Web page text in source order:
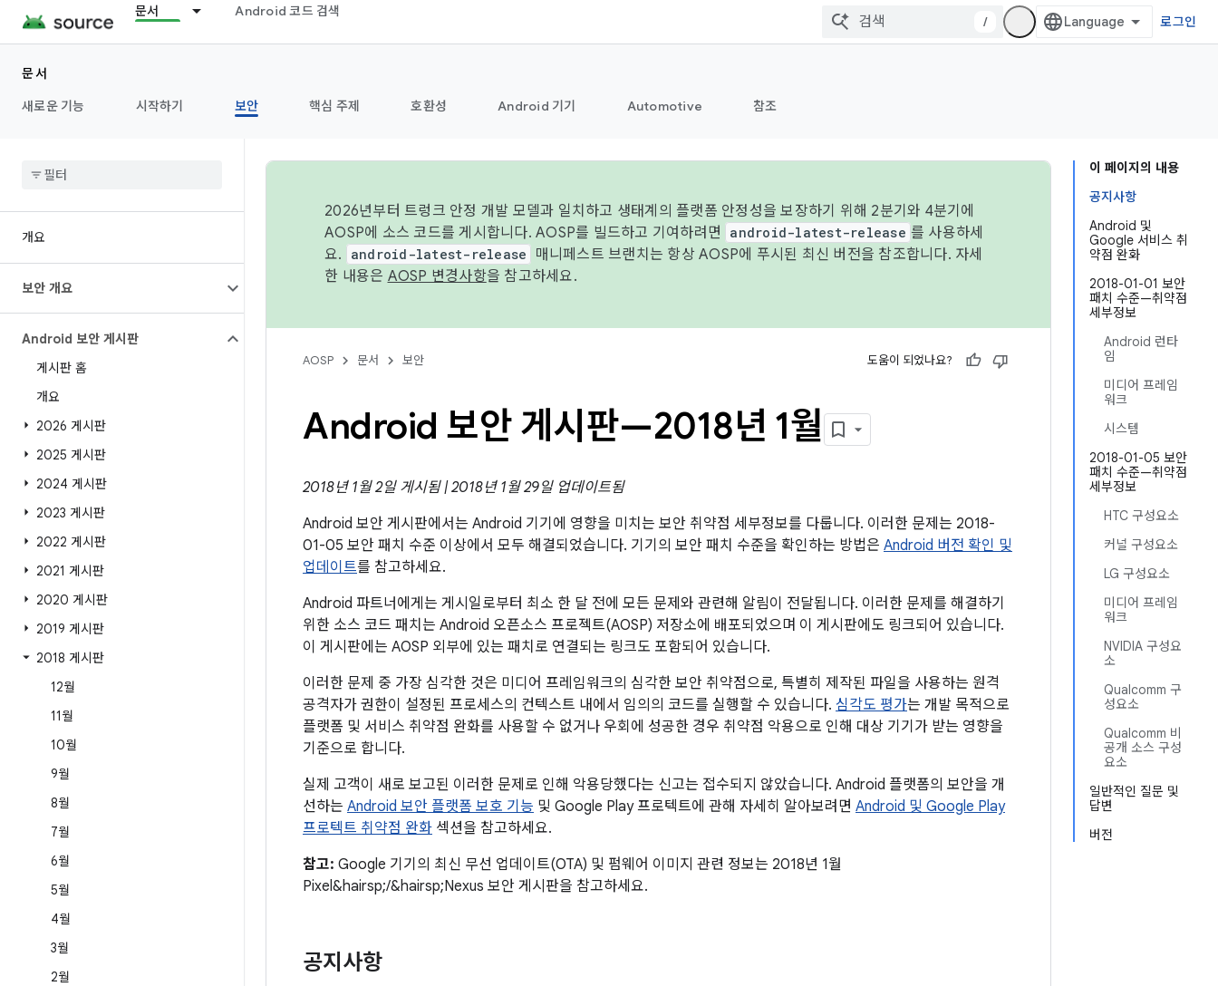
문서 Android 코드 검색
/ 로그인
문서
새로운 기능
시작하기 보안 핵심 주제 호환성 Android 기기 Automotive 참조
개요
보안 개요
Android 보안 게시판
게시판 홈
개요
2026 게시판
2025 게시판
2024 게시판
2023 게시판
2022 게시판
2021 게시판
2020 게시판
2019 게시판
2018 게시판
12월
11월
10월
9월
8월
7월
6월
5월
4월
3월
2월
이 페이지의 내용
공지사항
Android 및
Google 서비스 취
약점 완화
2018-01-01 보안
패치 수준—취약점
세부정보
Android 런타
임
미디어 프레임
워크
시스템
2018-01-05 보안
패치 수준—취약점
세부정보
HTC 구성요소
커널 구성요소
LG 구성요소
미디어 프레임
워크
NVIDIA 구성요
소
Qualcomm 구
성요소
Qualcomm 비
공개 소스 구성
요소
일반적인 질문 및
답변
버전
2026년부터 트렁크 안정 개발 모델과 일치하고 생태계의 플랫폼 안정성을 보장하기 위해 2분기와 4분기에
AOSP에 소스 코드를 게시합니다. AOSP를 빌드하고 기여하려면
android-latest-release 를 사용하세
요.
android-latest-release
매니페스트 브랜치는 항상 AOSP에 푸시된 최신 버전을 참조합니다. 자세
한 내용은 AOSP 변경사항을 참고하세요.
AOSP 문서 보안 도움이 되었나요?
Android 보안 게시판—2018년 1월
2018년 1월 2일 게시됨 | 2018년 1월 29일 업데이트됨
Android 보안 게시판에서는 Android 기기에 영향을 미치는 보안 취약점 세부정보를 다룹니다. 이러한 문제는 2018-
01-05 보안 패치 수준 이상에서 모두 해결되었습니다. 기기의 보안 패치 수준을 확인하는 방법은 Android 버전 확인 및
업데이트를 참고하세요.
Android 파트너에게는 게시일로부터 최소 한 달 전에 모든 문제와 관련해 알림이 전달됩니다. 이러한 문제를 해결하기
위한 소스 코드 패치는 Android 오픈소스 프로젝트(AOSP) 저장소에 배포되었으며 이 게시판에도 링크되어 있습니다.
이 게시판에는 AOSP 외부에 있는 패치로 연결되는 링크도 포함되어 있습니다.
이러한 문제 중 가장 심각한 것은 미디어 프레임워크의 심각한 보안 취약점으로, 특별히 제작된 파일을 사용하는 원격
공격자가 권한이 설정된 프로세스의 컨텍스트 내에서 임의의 코드를 실행할 수 있습니다. 심각도 평가는 개발 목적으로
플랫폼 및 서비스 취약점 완화를 사용할 수 없거나 우회에 성공한 경우 취약점 악용으로 인해 대상 기기가 받는 영향을
기준으로 합니다.
실제 고객이 새로 보고된 이러한 문제로 인해 악용당했다는 신고는 접수되지 않았습니다. Android 플랫폼의 보안을 개
선하는 Android 보안 플랫폼 보호 기능 및 Google Play 프로텍트에 관해 자세히 알아보려면 Android 및 Google Play
프로텍트 취약점 완화 섹션을 참고하세요.
참고: Google 기기의 최신 무선 업데이트(OTA) 및 펌웨어 이미지 관련 정보는 2018년 1월
Pixel&hairsp;/&hairsp;Nexus 보안 게시판을 참고하세요.
공지사항